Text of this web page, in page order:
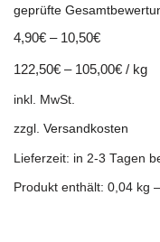
5.00
geprüfte
4,90€ – 10,50€
122,50€ – 105,00€ / kg
inkl. MwSt.
zzgl. Versandkosten
Lieferzeit: in 2-3 Tagen
Produkt enthält: 0,04 kg